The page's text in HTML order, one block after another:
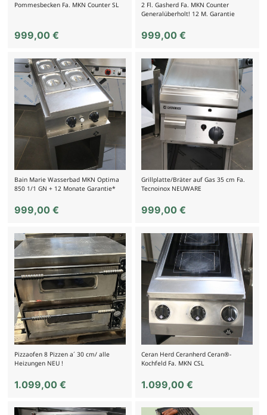
Pommesbecken Fa. MKN Counter SL
999,00 €
2 Fl. Gasherd Fa. MKN Counter
Generalüberholt! 12 M. Garantie
999,00€
Bain Marie Wasserbad MKN Optima
850 1/1 GN + 12 Monate Garantie*
999,00 €
Grillplatte/Bräter auf Gas 35 cm Fa.
Tecnoinox NEUWARE
999,00€
Pizzaofen 8 Pizzen a´ 30 cm/ alle
Heizungen NEU !
1.099,00 €
Ceran Herd Ceranherd Ceran®-
Kochfeld Fa. MKN CSL
1.099,00€